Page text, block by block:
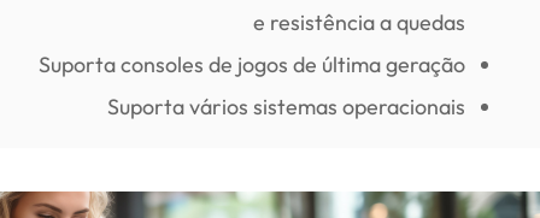
e resistência a quedas
Suporta consoles de jogos de última geração
Suporta vários sistemas operacionais